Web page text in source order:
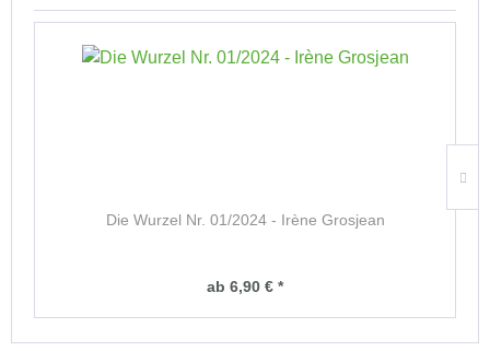
Die Wurzel Nr. 01/2024 - Irène Grosjean
ab 6,90 € *